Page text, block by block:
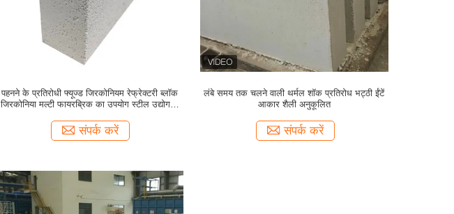
पहनने के प्रतिरोधी फ्यूज्ड जिरकोनियम रेफ्रेक्टरी ब्लॉक
जिरकोनिया मल्टी फायरब्रिक का उपयोग स्टील उद्योग में
संपर्क करें
लंबे समय तक चलने वाली थर्मल शॉक प्रतिरोध भट्ठी ईंटें
आकार शैली अनुकूलित
संपर्क करें